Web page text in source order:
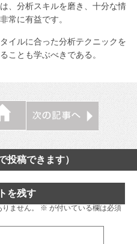
、分析スキルを磨き、十分な情
常に有益です。
イルに合った分析テクニックを
ことも学ぶべきである。
投稿できます）
を残す
ません。 ※ が付いている欄は必須